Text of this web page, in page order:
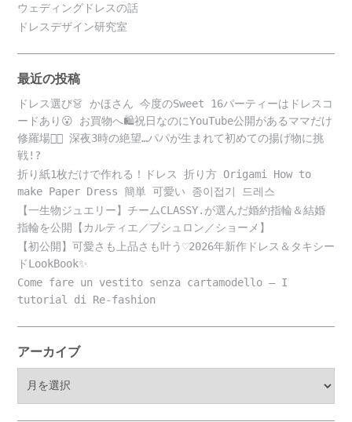
ウェディングドレスの話
ドレスデザイン研究室
最近の投稿
ドレス選び👗 かほさん 今度のSweet 16パーティーはドレスコ
ードあり😮 お買物へ🛍️祝日なのにYouTube公開があるママだけ
修羅場😵‍💫 深夜3時の絶望…パパが生まれて初めての揚げ物に挑
戦!?
折り紙1枚だけで作れる！ドレス 折り方 Origami How to
make Paper Dress 簡単 可愛い 종이접기 드레스
【一生物ジュエリー】チームCLASSY.が選んだ婚約指輪＆結婚
指輪を公開【カルティエ／ブシュロン／ショーメ】
【初公開】可愛さも上品さも叶う♡2026年新作ドレス＆タキシー
ドLookBook✨
Come fare un vestito senza cartamodello – I
tutorial di Re-fashion
アーカイブ